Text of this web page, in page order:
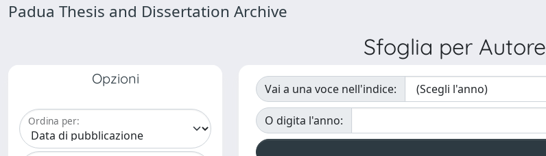
Padua Thesis and Dissertation Archive
Sfoglia per Autore
Opzioni
Ordina per:
Vai a una voce nell'indice:
O digita l'anno: